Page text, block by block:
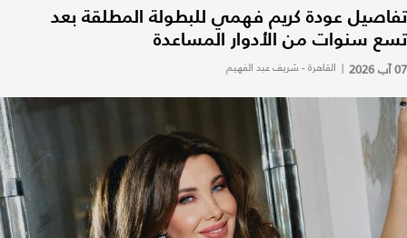
تفاصيل عودة كريم فهمي للبطولة المطلقة بعد
تسع سنوات من الأدوار المساعدة
07 آب 2026 | القاهرة - شريف عبد الفهيم